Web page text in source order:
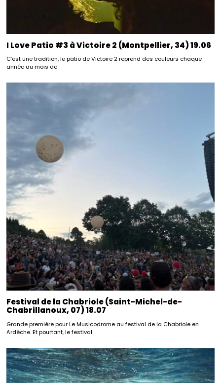
I Love Patio #3 à Victoire 2 (Montpellier, 34) 19.06
C’est une tradition, le patio de Victoire 2 reprend des couleurs chaque
année au mois de
Festival de la Chabriole (Saint-Michel-de-
Chabrillanoux, 07) 18.07
Grande première pour Le Musicodrome au festival de la Chabriole en
Ardèche. Et pourtant, le festival